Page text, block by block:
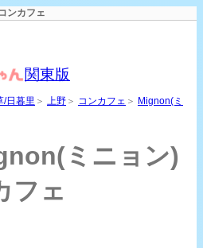
ンカフェ
関東版
/日暮里 ＞ 上野 ＞ コンカフェ ＞ Mignon(ミ
ミニョン)
フェ